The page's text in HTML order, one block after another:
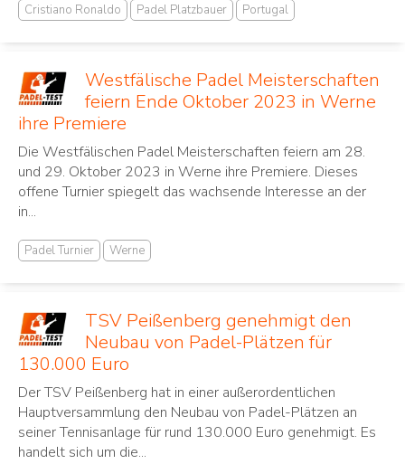
Cristiano Ronaldo Padel Platzbauer Portugal
Westfälische Padel Meisterschaften
feiern Ende Oktober 2023 in Werne
ihre Premiere
Die Westfälischen Padel Meisterschaften feiern am 28.
und 29. Oktober 2023 in Werne ihre Premiere. Dieses
offene Turnier spiegelt das wachsende Interesse an der
in...
Padel Turnier Werne
TSV Peißenberg genehmigt den
Neubau von Padel-Plätzen für
130.000 Euro
Der TSV Peißenberg hat in einer außerordentlichen
Hauptversammlung den Neubau von Padel-Plätzen an
seiner Tennisanlage für rund 130.000 Euro genehmigt. Es
handelt sich um die...